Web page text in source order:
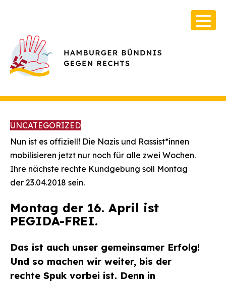
Über Uns
Infos & Broschüren
Archiv
Kontakt
nach:
UNCATEGORIZED
Nun ist es offiziell! Die Nazis und Rassist*innen
mobilisieren jetzt nur noch für alle zwei Wochen.
Ihre nächste rechte Kundgebung soll Montag
der 23.04.2018 sein.
Montag der 16. April ist
PEGIDA-FREI.
Das ist auch unser gemeinsamer Erfolg!
Und so machen wir weiter, bis der
rechte Spuk vorbei ist. Denn in